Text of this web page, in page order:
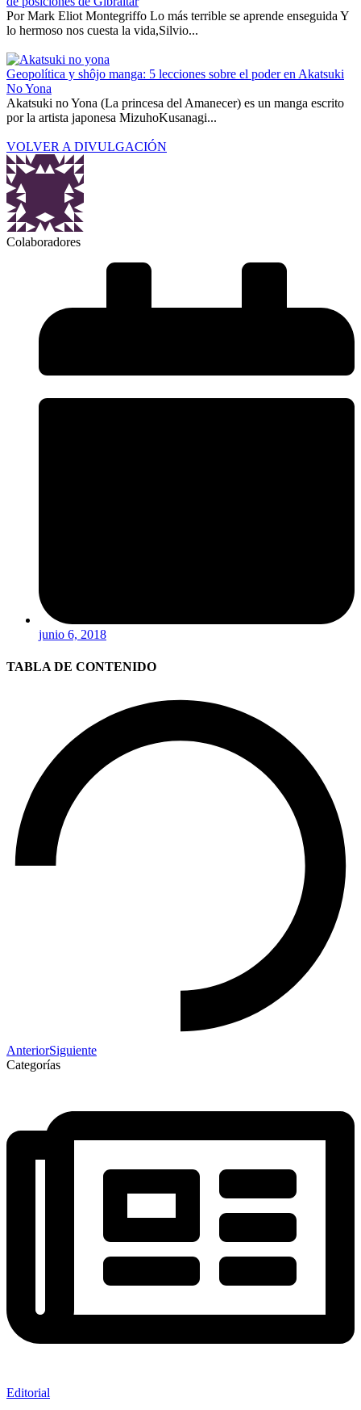
Por Mark Eliot Montegriffo Lo más terrible se aprende enseguida Y
lo hermoso nos cuesta la vida,Silvio...
Geopolítica y shôjo manga: 5 lecciones sobre el poder en Akatsuki
No Yona
Akatsuki no Yona (La princesa del Amanecer) es un manga escrito
por la artista japonesa MizuhoKusanagi...
VOLVER A DIVULGACIÓN
Colaboradores
junio 6, 2018
TABLA DE CONTENIDO
AnteriorSiguiente
Categorías
Editorial